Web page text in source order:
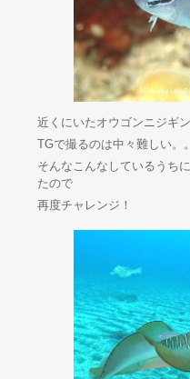
近くにいたオウゴンニジギ
TGで撮るのは中々難しい。。
そんなこんなしているうち
たので
再度チャレンジ！